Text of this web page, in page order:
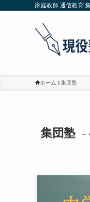
家庭教師 通信教育
ホーム 集団塾
集団塾 –